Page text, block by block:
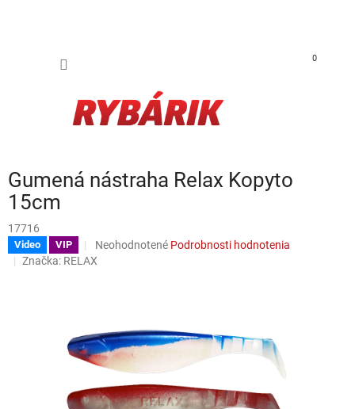
0
Gumená nástraha Relax Kopyto
15cm
17716
Video VIP Priemerné hodnotenie produktu je 0,0 z 5 hviezdičiek.
Neohodnotené Podrobnosti hodnotenia
Značka: RELAX